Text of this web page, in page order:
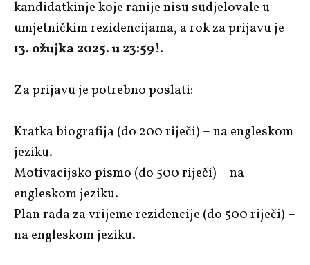
kandidatkinje koje ranije nisu sudjelovale u
umjetničkim rezidencijama, a rok za prijavu je
13. ožujka 2025. u 23:59!.
Za prijavu je potrebno poslati:
Kratka biografija (do 200 riječi) – na engleskom
jeziku.
Motivacijsko pismo (do 500 riječi) – na
engleskom jeziku.
Plan rada za vrijeme rezidencije (do 500 riječi) –
na engleskom jeziku.